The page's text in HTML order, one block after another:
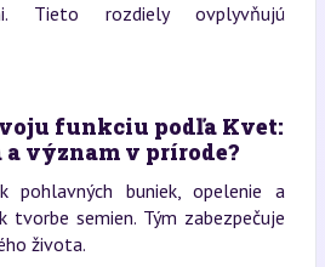
Tieto rozdiely ovplyvňujú
funkciu podľa Kvet:
význam v prírode?
pohlavných buniek, opelenie a
tvorbe semien. Tým zabezpečuje
života.